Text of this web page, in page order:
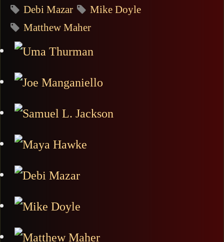
Debi Mazar
Mike Doyle
Matthew Maher